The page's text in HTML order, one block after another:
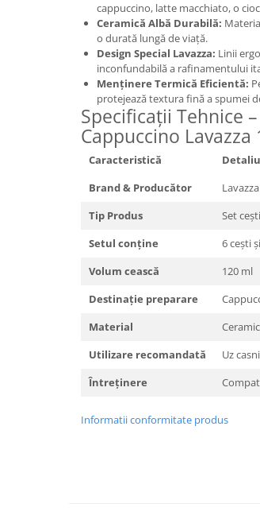
cappuccino, latte macchiato, o
Ceramică Albă Durabilă:
o durată lungă de viață.
Design Special Lavazza: Linii
inconfundabilă a rafinamentului
Menținere Termică Eficientă:
protejează textura fină a spumei
Specificații Tehnice
Cappuccino Lavazza
Caracteristică
Brand & Producător
Lavazza
Tip Produs
Set
Setul conține
6 cești
Volum cească
120 ml
Destinație preparare
Material
Utilizare recomandată
Uz
Întreținere
Informatii conformitate produs